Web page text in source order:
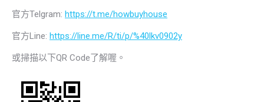
官方Telgram: https://t.me/howbuyhouse
官方Line: https://line.me/R/ti/p/%40lkv0902y
或掃描以下QR Code了解喔。